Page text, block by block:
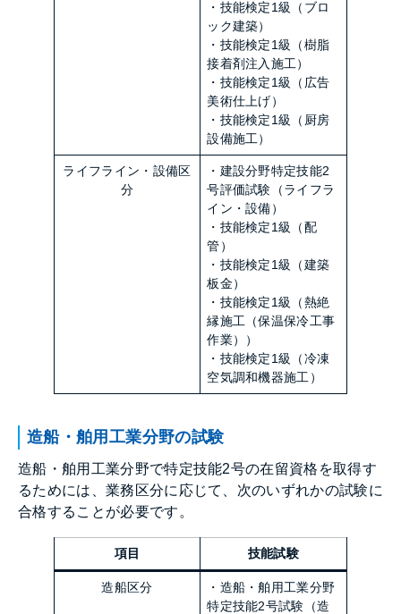
・技能検定1級（ブロ
ック建築）
・技能検定1級（樹脂
接着剤注入施工）
・技能検定1級（広告
美術仕上げ）
・技能検定1級（厨房
設備施工）
ライフライン・設備区
分
・建設分野特定技能2
号評価試験（ライフラ
イン・設備）
・技能検定1級（配
管）
・技能検定1級（建築
板金）
・技能検定1級（熱絶
縁施工（保温保冷工事
作業））
・技能検定1級（冷凍
空気調和機器施工）
造船・舶用工業分野の試験
造船・舶用工業分野で特定技能2号の在留資格を取得す
るためには、業務区分に応じて、次のいずれかの試験に
合格することが必要です。
項目 技能試験
造船区分
・造船・舶用工業分野
特定技能2号試験（造